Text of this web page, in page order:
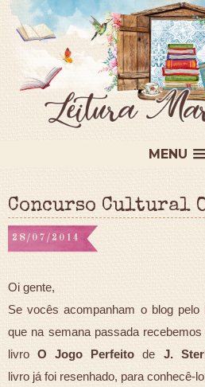
MENU
Concurso Cultural
28/07/2014
Oi gente,
Se vocês acompanham o blog
que na semana passada
livroO Jogo Perfeitode J.
livro já foi resenhado, para conhecê-